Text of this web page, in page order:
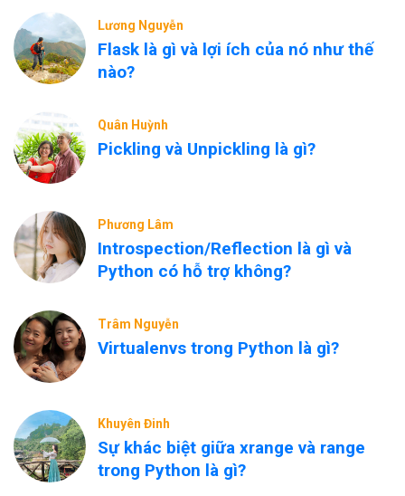
Lương Nguyễn
Flask là gì và lợi ích của nó như thế
nào?
Quân Huỳnh
Pickling và Unpickling là gì?
Phương Lâm
Introspection/Reflection là gì và
Python có hỗ trợ không?
Trâm Nguyễn
Virtualenvs trong Python là gì?
Khuyên Đinh
Sự khác biệt giữa xrange và range
trong Python là gì?